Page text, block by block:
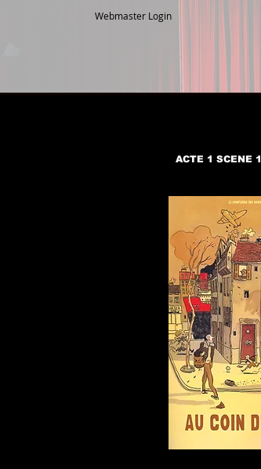
Webmaster Login
ACTE 1 SCENE 1